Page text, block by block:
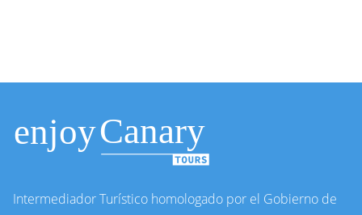
Intermediador Turístico homologado por el Gobierno de